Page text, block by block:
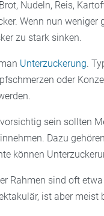
Nudeln, Reis,
Wenn nun weniger
zu stark sinken.
Unterzuckerung.
oder
sein sollten
Dazu
können
Rahmen sind oft
ist aber meist